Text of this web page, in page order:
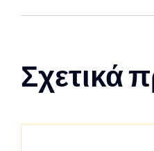
Σχετικά